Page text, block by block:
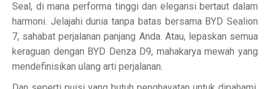
Seal, di mana performa tinggi dan elegansi bertaut dalam
harmoni. Jelajahi dunia tanpa batas bersama BYD Sealion
7, sahabat perjalanan panjang Anda. Atau, lepaskan semua
keraguan dengan BYD Denza D9, mahakarya mewah yang
mendefinisikan ulang arti perjalanan.